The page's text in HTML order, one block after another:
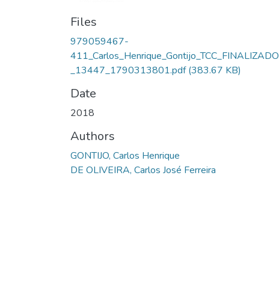
Files
979059467-
411_Carlos_Henrique_Gontijo_TCC_FINALIZADO
_13447_1790313801.pdf(383.67 KB)
Date
2018
Authors
GONTIJO, Carlos Henrique
DE OLIVEIRA, Carlos José Ferreira